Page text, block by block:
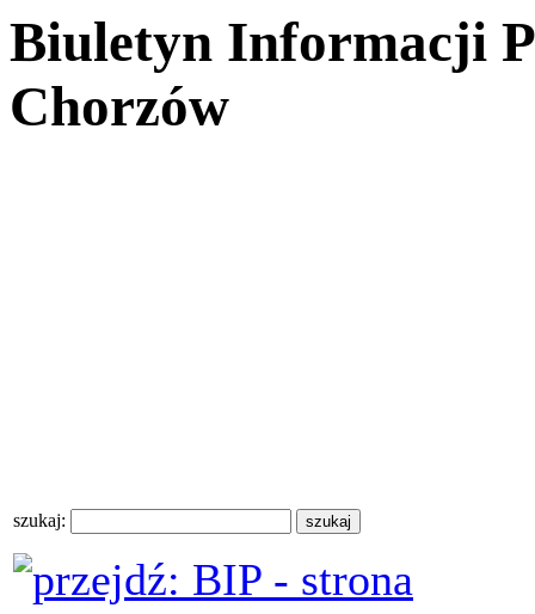
Biuletyn Informacji
Chorzów
szukaj: